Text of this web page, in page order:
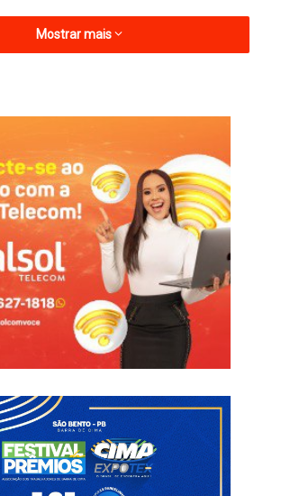
apuradas, durante a conversa o gestor
os motivos da exoneração, porém não
considerada convincente.
a avaliação é de que a demissão teria
ligação de Aline Florentino com o ex-
Aline integrou a gestão do ex-gestor e é
próxima e de confiança de Veríssinho,
com aliados políticos, teria contribuído
decisão administrativa.
Aline relatou que não
e as justificativas apresentadas para
afirmou que respeita a decisão do
à administração municipal. Ela também
de servir ao município de Pombal,
Mostrar mais